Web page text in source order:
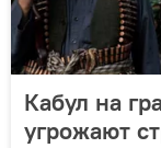
Кабул на
угрожают